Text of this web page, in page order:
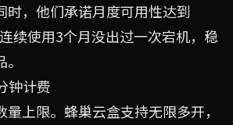
时，他们承诺月度可用性达到
续使用3个月没出过一次宕机，稳
钟计费
上限。蜂巢云盒支持无限多开，